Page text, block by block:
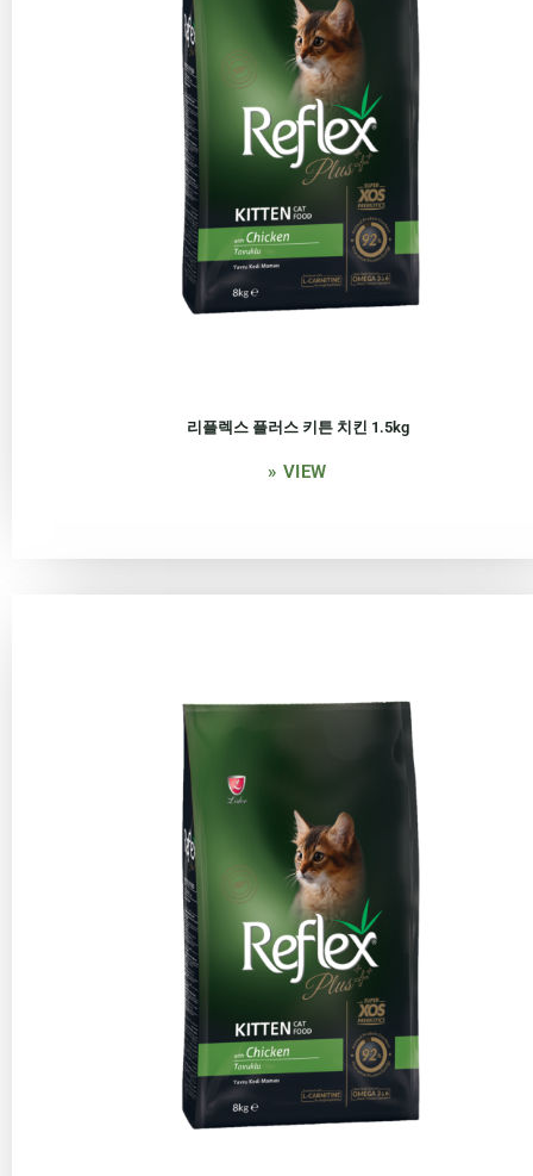
리플렉스 플러스 키튼 치킨 1.5kg
» VIEW